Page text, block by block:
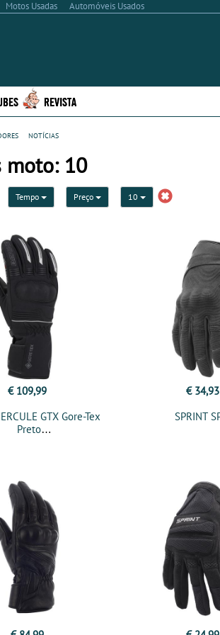
Motos Usadas Automóveis Usados
REVISTA
notícias
moto: 10
Tempo Preço 10
€ 109,99
GTX Gore-Tex
Preto
€ 34,93
SPRINT